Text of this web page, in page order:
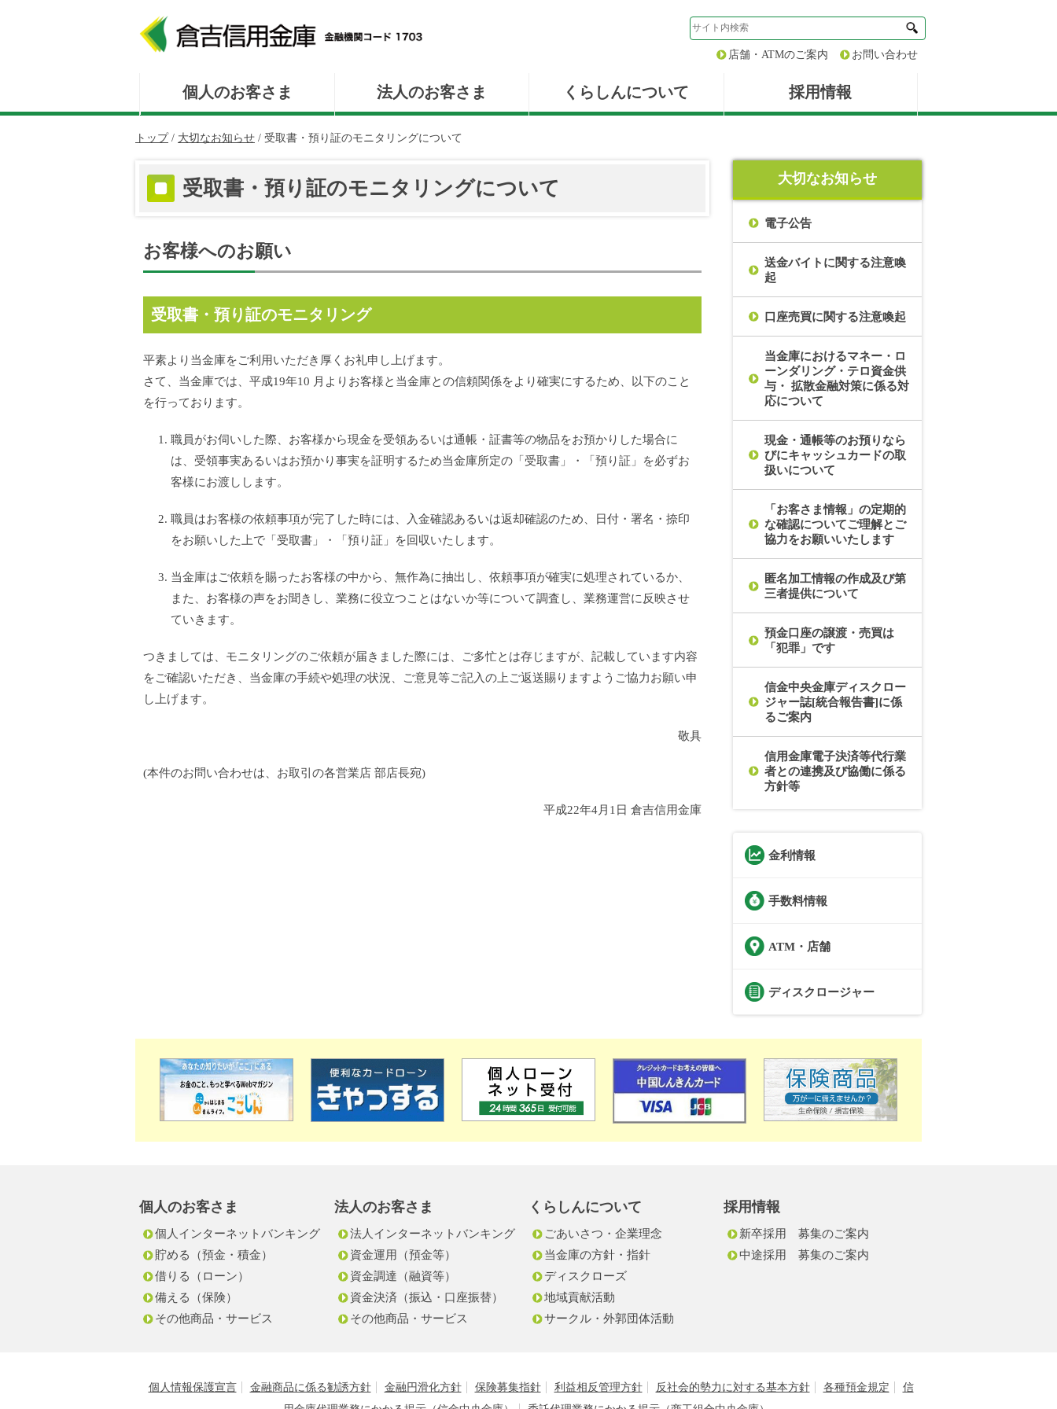
店舗・ATMのご案内 お問い合わせ
個人のお客さま 法人のお客さま くらしんについて 採用情報
現
トップ / 大切なお知らせ / 受取書・預り証のモニタリングについて
受取書・預り証のモニタリングについて
お客様へのお願い
受取書・預り証のモニタリング
平素より当金庫をご利用いただき厚くお礼申し上げます。
さて、当金庫では、平成19年10 月よりお客様と当金庫との信頼関係をより確実にするため、以下のこと
を行っております。
職員がお伺いした際、お客様から現金を受領あるいは通帳・証書等の物品をお預かりした場合に
は、受領事実あるいはお預かり事実を証明するため当金庫所定の「受取書」・「預り証」を必ずお
客様にお渡しします。
職員はお客様の依頼事項が完了した時には、入金確認あるいは返却確認のため、日付・署名・捺印
をお願いした上で「受取書」・「預り証」を回収いたします。
当金庫はご依頼を賜ったお客様の中から、無作為に抽出し、依頼事項が確実に処理されているか、
また、お客様の声をお聞きし、業務に役立つことはないか等について調査し、業務運営に反映させ
ていきます。
つきましては、モニタリングのご依頼が届きました際には、ご多忙とは存じますが、記載しています内容
をご確認いただき、当金庫の手続や処理の状況、ご意見等ご記入の上ご返送賜りますようご協力お願い申
し上げます。
敬具
(本件のお問い合わせは、お取引の各営業店 部店長宛)
平成22年4月1日 倉吉信用金庫
大切なお知らせ
電子公告
送金バイトに関する注意喚
起
口座売買に関する注意喚起
当金庫におけるマネー・ロ
ーンダリング・テロ資金供
与・ 拡散金融対策に係る対
応について
現金・通帳等のお預りなら
びにキャッシュカードの取
扱いについて
「お客さま情報」の定期的
な確認についてご理解とご
協力をお願いいたします
匿名加工情報の作成及び第
三者提供について
預金口座の譲渡・売買は
「犯罪」です
信金中央金庫ディスクロー
ジャー誌[統合報告書]に係
るご案内
信用金庫電子決済等代行業
者との連携及び協働に係る
方針等
金利情報
手数料情報
ATM・店舗
ディスクロージャー
個人のお客さま
個人インターネットバンキング
貯める（預金・積金）
借りる（ローン）
備える（保険）
その他商品・サービス
法人のお客さま
法人インターネットバンキング
資金運用（預金等）
資金調達（融資等）
資金決済（振込・口座振替）
その他商品・サービス
くらしんについて
ごあいさつ・企業理念
当金庫の方針・指針
ディスクローズ
地域貢献活動
サークル・外郭団体活動
採用情報
新卒採用 募集のご案内
中途採用 募集のご案内
個人情報保護宣言 金融商品に係る勧誘方針 金融円滑化方針 保険募集指針 利益相反管理方針 反社会的勢力に対する基本方針 各種預金規定
信